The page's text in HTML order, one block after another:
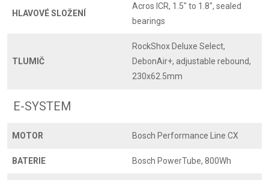
HLAVOVÉ SLOŽENÍ
Acros ICR, 1.5" to 1.8", sealed
bearings
TLUMIČ
RockShox Deluxe Select,
DebonAir+, adjustable rebound,
230x62.5mm
E-SYSTEM
MOTOR Bosch Performance Line CX
BATERIE Bosch PowerTube, 800Wh